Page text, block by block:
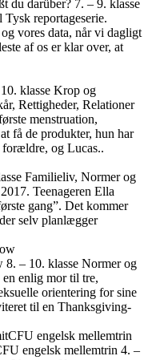
du darüber? 7. – 9. klasse
Tysk reportageserie.
vores data, når vi dagligt
af os er klar over, at
klasse Krop og
Rettigheder, Relationer
menstruation,
få de produkter, hun har
og Lucas..
Familieliv, Normer og
Teenageren Ella
gang”. Det kommer
selv planlægger
8. – 10. klasse Normer og
en enlig mor til tre,
orientering for sine
til en Thanksgiving-
engelsk mellemtrin
engelsk mellemtrin 4. –